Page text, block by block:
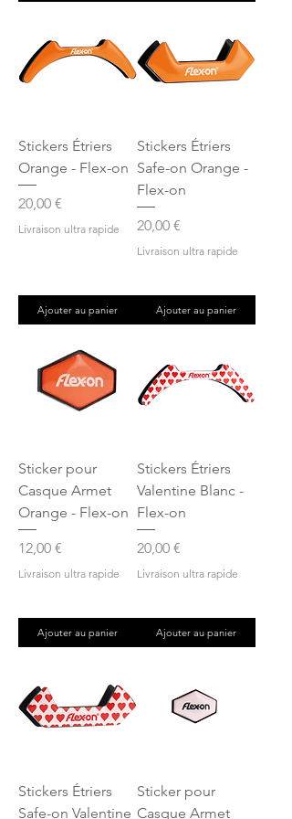
Stickers Étriers
Orange - Flex-on
Prix
20,00 €
Livraison ultra rapide
Ajouter au panier
Stickers Étriers
Safe-on Orange -
Flex-on
Prix
20,00 €
Livraison ultra rapide
Ajouter au panier
Sticker pour
Casque Armet
Orange - Flex-on
Prix
12,00 €
Livraison ultra rapide
Ajouter au panier
Stickers Étriers
Valentine Blanc -
Flex-on
Prix
20,00 €
Livraison ultra rapide
Ajouter au panier
Stickers Étriers
Safe-on Valentine
Sticker pour
Casque Armet